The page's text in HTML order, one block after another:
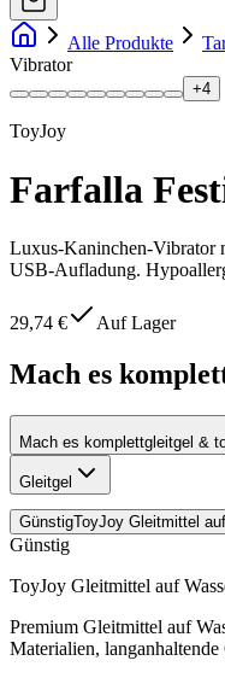
Alle Produkte
Vibrator
+4
ToyJoy
Farfalla
Luxus-Kaninchen-Vibrator
USB-Aufladung.
29,74 € Auf Lager
Mach es
Mach es komplettgleitgel &
Gleitgel
GünstigToyJoy Gleitmittel
Günstig
ToyJoy Gleitmittel auf
Premium Gleitmittel auf
Materialien,